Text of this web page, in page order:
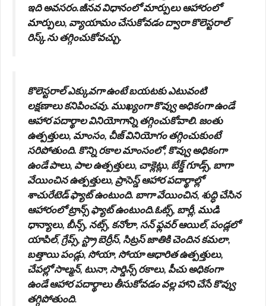
ఇది అవసరం.జీనవ విధానంలో మార్పులు ఆహారంలో
మార్పులు, వ్యాయామం చేసుకోవడం ద్వారా కొలెస్టరాల్
రిస్క్ ను తగ్గించుకోవచ్చు.
కొలెస్టరాల్ ఎక్కువగా ఉంటే బయటకు ఎటువంటి
లక్షణాలు కనిపించవు. ముఖ్యంగా కొవ్వు అధికంగా ఉండే
ఆహార పదార్థాల వినియోగాన్ని తగ్గించుకోవాలి. జంతు
ఉత్పత్తులు, మాంసం, చీజ్ వినియోగం తగ్గించుకుంటే
సరిపోతుంది. కొన్ని రకాల మాంసంలో, కొవ్వు అధికంగా
ఉండే పాలు, పాల ఉత్పత్తులు, చాక్లెట్లు, బేక్డ్ గూడ్స్, బాగా
వేయించిన ఉత్పత్తులు, ప్రాసెస్డ్ ఆహార పదార్థాల్లో
శాచురేటెడ్ ఫ్యాట్ ఉంటుంది. బాగా వేయించిన, శుద్ధి చేసిన
ఆహారంలో ట్రాన్స్ ఫ్యాట్ ఉంటుంది.ఓట్స్, బార్లీ, ముడి
ధాన్యాలు, బీన్స్, నట్స్, కనోలా, సన్ ఫ్లవర్ ఆయిల్, పండ్లలో
యాపిల్, గ్రేప్స్, స్ట్రా బెర్రీస్, సిట్రస్ జాతికి చెందిన కమలా,
బత్తాయి పండ్లు, సోయా, సోయా ఆధారిత ఉత్పత్తులు,
చేపల్లో సాల్మన్, టునా, సార్డిన్స్ రకాలు, పీచు అధికంగా
ఉండే ఆహార పదార్థాలు తీసుకోవడం వల్ల హాని చేసే కొవ్వు
తగ్గిపోతుంది.